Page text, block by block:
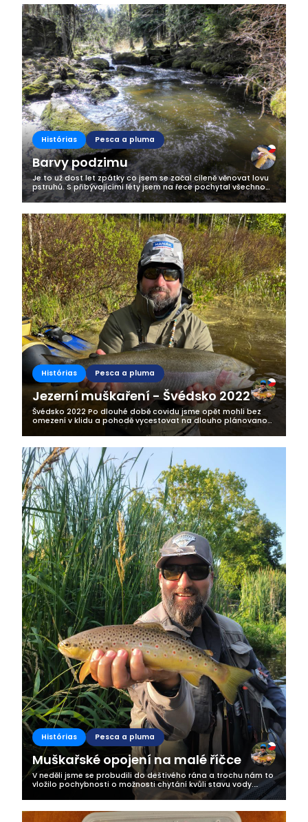
Histórias Pesca a pluma
Barvy podzimu
Je to už dost let zpátky co jsem se začal cíleně věnovat lovu
pstruhů. S přibývajícími léty jsem na řece pochytal všechno
možné, ale jeden můj rybářský sen zůstával i přes veškeré
snahy nesplněn....
Histórias Pesca a pluma
Jezerní muškaření - Švédsko 2022
Švédsko 2022 Po dlouhé době covidu jsme opět mohli bez
omezení v klidu a pohodě vycestovat na dlouho plánovanou
rybářskou výpravu do Švédska. Letos to byla už třetí moje
výprava na sever Evropy....
Histórias Pesca a pluma
Muškařské opojení na malé říčce
V neděli jsme se probudili do deštivého rána a trochu nám to
vložilo pochybnosti o možnosti chytání kvůli stavu vody.
Nicméně v poledne se vyčasilo a my jsme s radostí vyrazili na
MP říčku....